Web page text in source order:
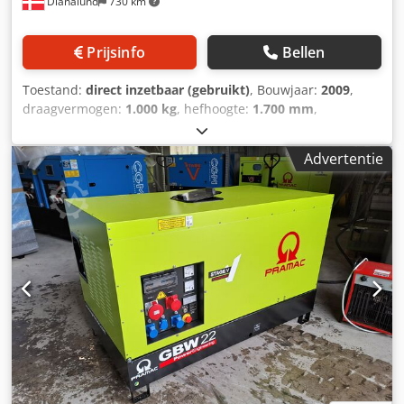
16:00 uur. Wij kijken ernaar uit u te zien! Dedpfx Aqotw Ad
verkoop en eventuele fouten in deze aanbieding. Bij de
dealer wordt het apparaat in de staat waarin het zich
wordt verstrekt zonder garantie, fouten en wijzigingen
voorbehouden.
Prijsinfo Bellen
Toestand: direct inzetbaar (gebruikt), Bouwjaar: 2009,
draagvermogen: 1.000 kg, hefhoogte: 1.700 mm,
, resterende batterijcapaciteit:
100 %, kleur:groen, Pramac vorkheftruck. Model GX 10-16.
Bouwjaar 2009. Voorzien van 2 geheel nieuwe batterijen.
Maximale hefhoogte: 1700 mm. Hefvermogen: 1000 kg. In
zeer goede staat. Dedpfx Aqey Uacbegswa
Advertentie